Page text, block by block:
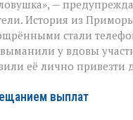
—
История из
стали
у вдовы
её лично привезти
выплат